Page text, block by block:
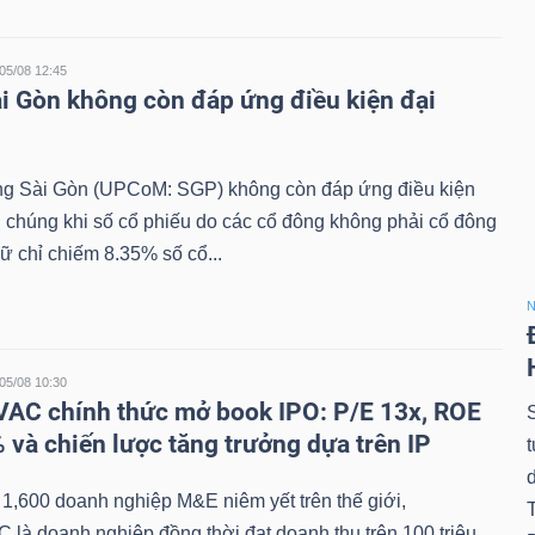
05/08 12:45
Gòn không còn đáp ứng điều kiện đại
Sài Gòn (UPCoM: SGP) không còn đáp ứng điều kiện
chúng khi số cổ phiếu do các cổ đông không phải cổ đông
chỉ chiếm 8.35% số cổ...
05/08 10:30
chính thức mở book IPO: P/E 13x, ROE
và chiến lược tăng trưởng dựa trên IP
doanh nghiệp M&E niêm yết trên thế giới,